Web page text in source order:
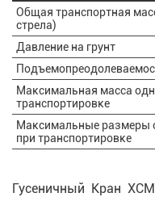
Общая транспортная
стрела)
Давление на грунт
Максимальная масса
транспортировке
Максимальные размеры
при транспортировке
Гусеничный Кран